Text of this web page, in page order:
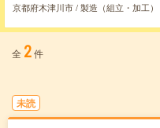
は？
京都府木津川市 / 製造（組立・加工）
全 2件
未読